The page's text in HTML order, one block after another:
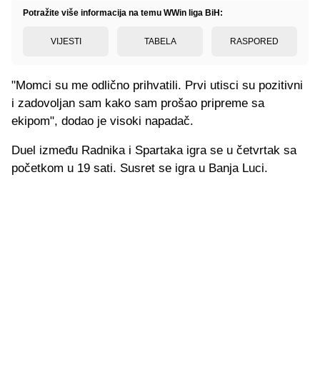
Potražite više informacija na temu WWin liga BiH:
VIJESTI TABELA RASPORED
"Momci su me odlično prihvatili. Prvi utisci su pozitivni
i zadovoljan sam kako sam prošao pripreme sa
ekipom", dodao je visoki napadač.
Duel između Radnika i Spartaka igra se u četvrtak sa
početkom u 19 sati. Susret se igra u Banja Luci.